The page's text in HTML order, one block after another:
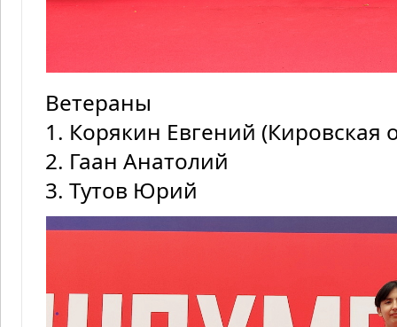
Ветераны
1. Корякин Евгений (Кировская
2. Гаан Анатолий
3. Тутов Юрий